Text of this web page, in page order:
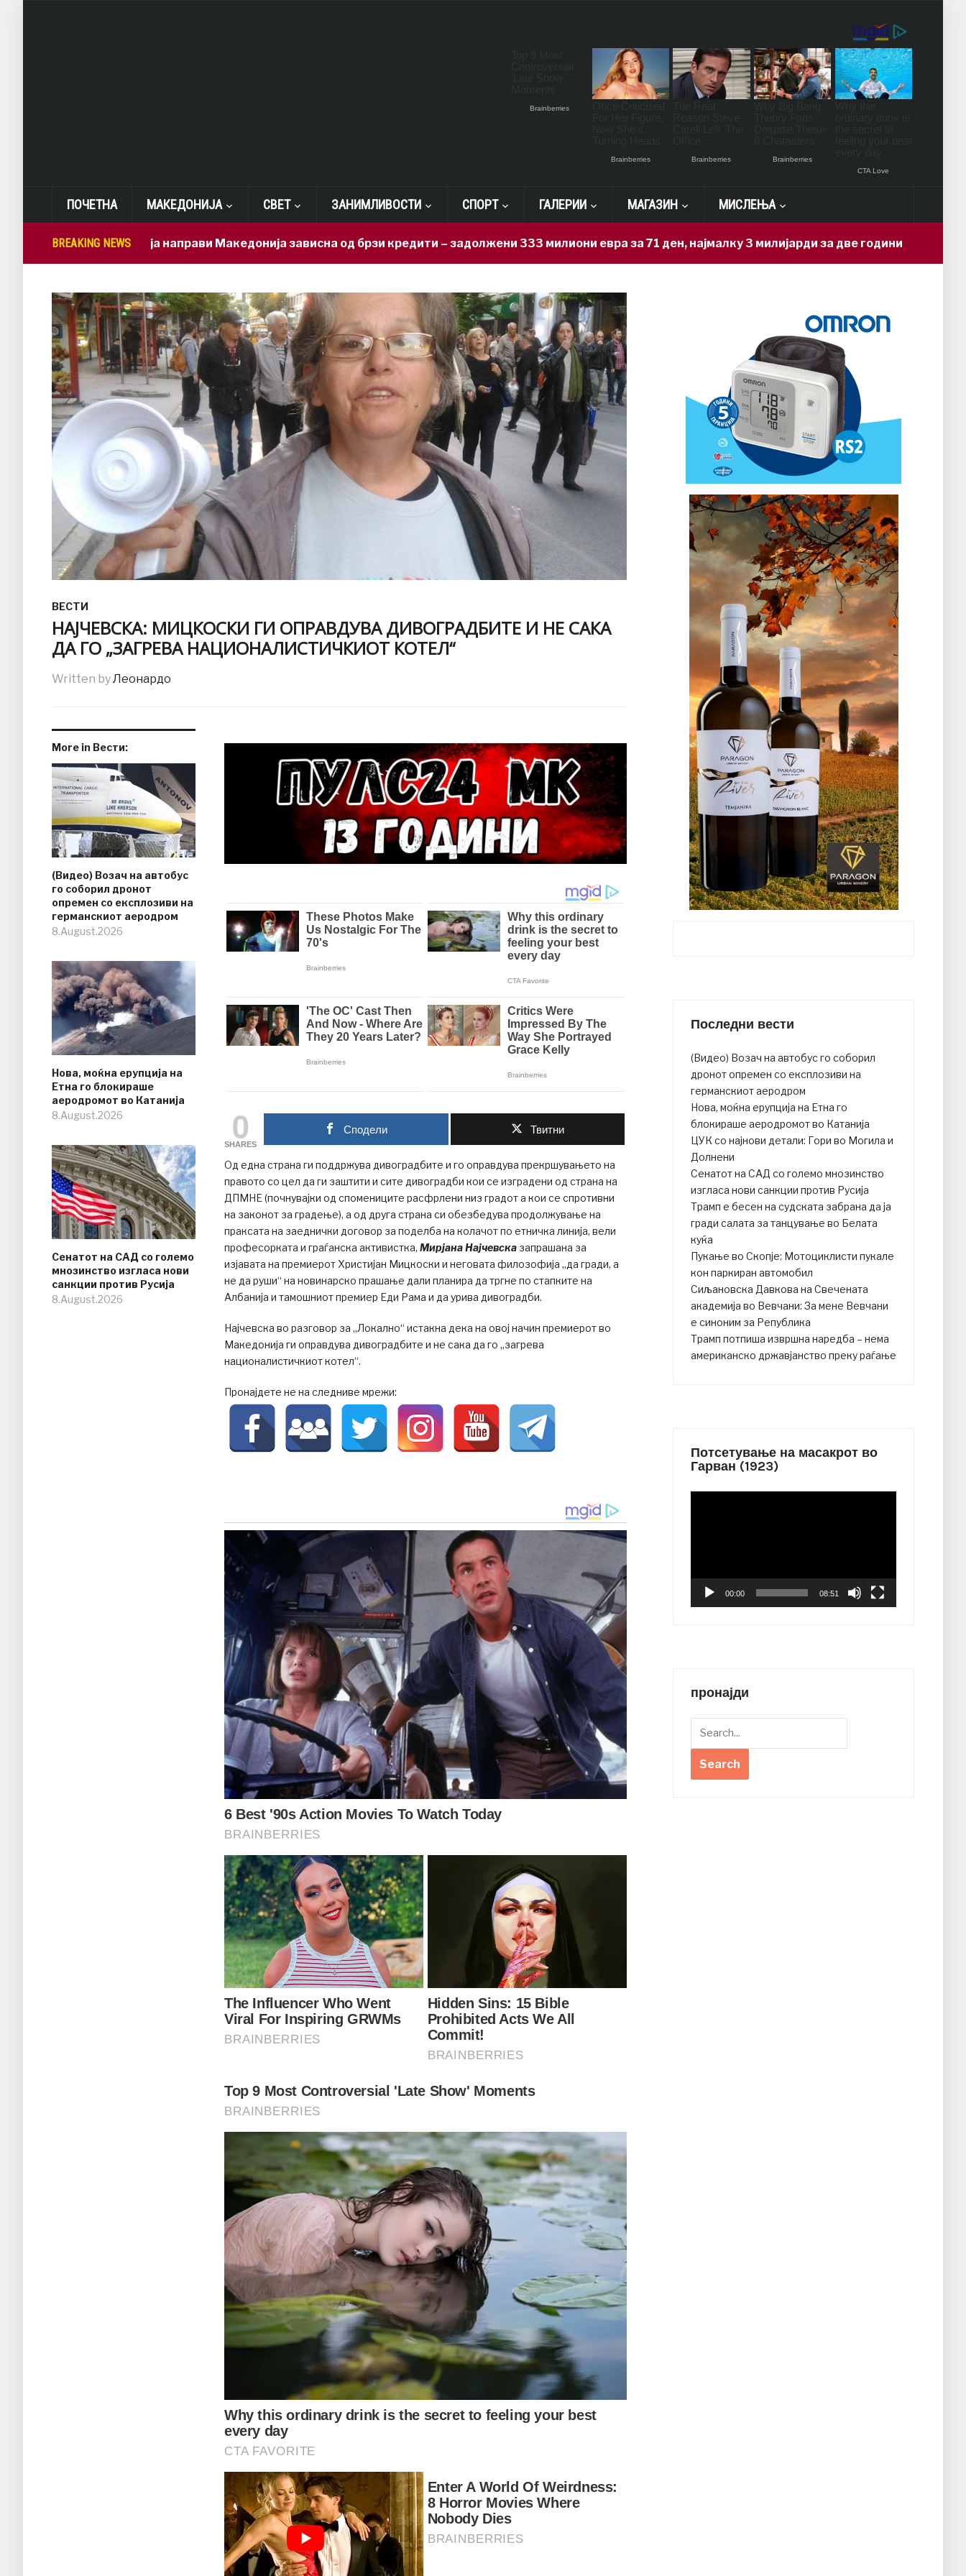
ПОЧЕТНА МАКЕДОНИЈА СВЕТ ЗАНИМЛИВОСТИ СПОРТ ГАЛЕРИИ МАГАЗИН МИСЛЕЊА
BREAKING NEWS
Мицкоски ја направи Македонија зависна од брзи кредити – задолжени 333 милиони евра за 71 ден, најмалку 3 милијарди за две години 12 hours ago
ВЕСТИ
НАЈЧЕВСКА: МИЦКОСКИ ГИ ОПРАВДУВА ДИВОГРАДБИТЕ И НЕ САКА
ДА ГО „ЗАГРЕВА НАЦИОНАЛИСТИЧКИОТ КОТЕЛ“
Written byЛеонардо
More in Вести:
(Видео) Возач на автобус
го соборил дронот
опремен со експлозиви на
германскиот аеродром
8.August.2026
Нова, моќна ерупција на
Етна го блокираше
аеродромот во Катанија
8.August.2026
Сенатот на САД со големо
мнозинство изгласа нови
санкции против Русија
8.August.2026
0
SHARES
Сподели Твитни
Од една страна ги поддржува дивоградбите и го оправдува прекршувањето на
правото со цел да ги заштити и сите дивоградби кои се изградени од страна на
ДПМНЕ (почнувајки од спомениците расфрлени низ градот а кои се спротивни
на законот за градење), а од друга страна си обезбедува продолжување на
праксата на заеднички договор за поделба на колачот по етничка линија, вели
професорката и граѓанска активистка, Мирјана Најчевска запрашана за
изјавата на премиерот Христијан Мицкоски и неговата филозофија „да гради, а
не да руши“ на новинарско прашање дали планира да тргне по стапките на
Албанија и тамошниот премиер Еди Рама и да урива дивоградби.
Најчевска во разговор за „Локално“ истакна дека на овој начин премиерот во
Македонија ги оправдува дивоградбите и не сака да го „загрева
националистичкиот котел“.
Пронајдете не на следниве мрежи:
Последни вести
(Видео) Возач на автобус го соборил
дронот опремен со експлозиви на
германскиот аеродром
Нова, моќна ерупција на Етна го
блокираше аеродромот во Катанија
ЦУК со најнови детали: Гори во Могила и
Долнени
Сенатот на САД со големо мнозинство
изгласа нови санкции против Русија
Трамп е бесен на судската забрана да ја
гради салата за танцување во Белата
куќа
Пукање во Скопје: Мотоциклисти пукале
кон паркиран автомобил
Сиљановска Давкова на Свечената
академија во Вевчани: За мене Вевчани
е синоним за Република
Трамп потпиша извршна наредба – нема
американско државјанство преку раѓање
Потсетување на масакрот во
Гарван (1923)
00:00 08:51
пронајди